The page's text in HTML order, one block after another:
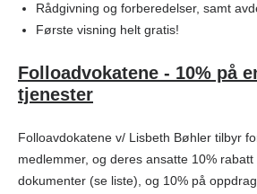
Rådgivning og forberedelser, samt
Første visning helt gratis!
Folloadvokatene - 10% på
tjenester
Folloavdokatene v/ Lisbeth Bøhler tilbyr
medlemmer, og deres ansatte 10%
dokumenter (se liste), og 10% på